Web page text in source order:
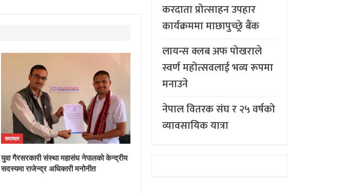
समाचार
युवा गैरसरकारी संस्था महासंघ नेपालको केन्द्रीय
सदस्यमा राजेन्द्र अधिकारी मनोनीत
करदाता प्रोत्साहन उपहार
कार्यक्रममा माछापुच्छ्र्रे बैंक
लायन्स क्लब अफ पोखराले
स्वर्ण महोत्सवलाई भव्य रूपमा
मनाउने
नेपाल वितरक संघ र २५ वर्षको
व्यावसायिक यात्रा